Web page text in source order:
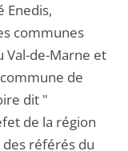
Enedis,
communes
Val-de-Marne et
de
dit "
de la région
des référés du